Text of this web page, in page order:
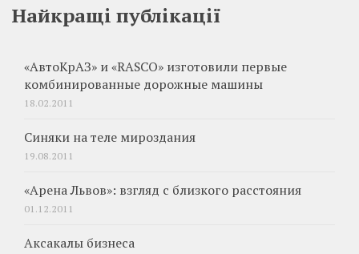
Найкращі публікації
«АвтоКрАЗ» и «RASCO» изготовили первые
комбинированные дорожные машины
18.02.2011
Синяки на теле мироздания
19.08.2011
«Арена Львов»: взгляд с близкого расстояния
01.12.2011
Аксакалы бизнеса